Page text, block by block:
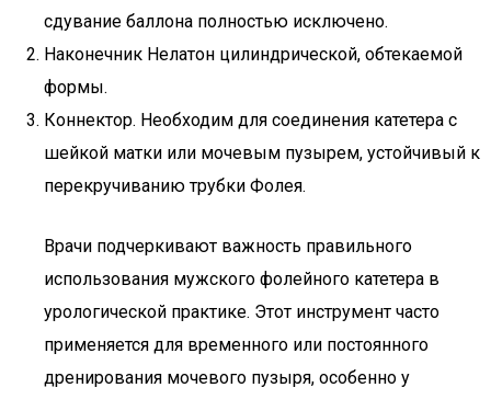
сдувание баллона полностью исключено.
Наконечник Нелатон цилиндрической, обтекаемой
формы.
Коннектор. Необходим для соединения катетера с
шейкой матки или мочевым пузырем, устойчивый к
перекручиванию трубки Фолея.
Врачи подчеркивают важность правильного
использования мужского фолейного катетера в
урологической практике. Этот инструмент часто
применяется для временного или постоянного
дренирования мочевого пузыря, особенно у